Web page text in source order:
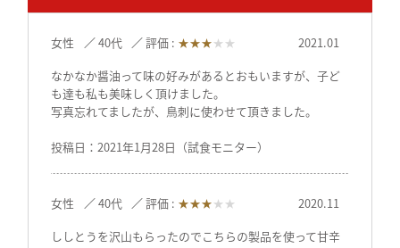
女性 40代 評価 : ★★★★★
2021.01
なかなか醤油って味の好みがあるとおもいますが、子ど
も達も私も美味しく頂けました。
写真忘れてましたが、鳥刺に使わせて頂きました。
投稿日：2021年1月28日（試食モニター）
女性 40代 評価 : ★★★★★
2020.11
ししとうを沢山もらったのでこちらの製品を使って甘辛